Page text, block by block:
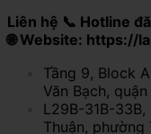
Liên hệ 📞 Hotline
🌐 Website: https://
Tầng 9, Block
Văn Bạch,
L29B-31B-
Thuận, phường